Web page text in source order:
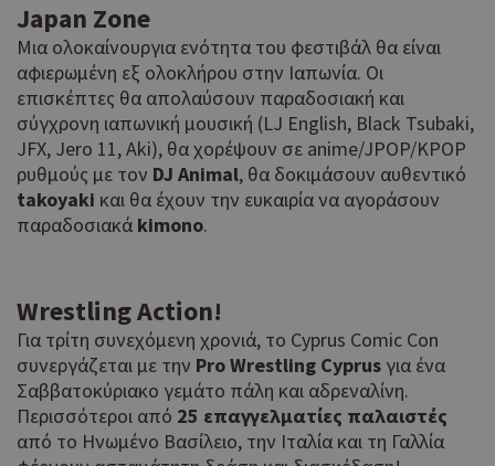
Japan Zone
Μια ολοκαίνουργια ενότητα του φεστιβάλ θα είναι
αφιερωμένη εξ ολοκλήρου στην Ιαπωνία. Οι
επισκέπτες θα απολαύσουν παραδοσιακή και
σύγχρονη ιαπωνική μουσική (LJ English, Black Tsubaki,
JFX, Jero 11, Aki), θα χορέψουν σε anime/JPOP/KPOP
ρυθμούς με τον DJ Animal, θα δοκιμάσουν αυθεντικό
takoyaki και θα έχουν την ευκαιρία να αγοράσουν
παραδοσιακά kimono.
WrestlingAction!
Για τρίτη συνεχόμενη χρονιά, το Cyprus Comic Con
συνεργάζεται με την ProWrestling Cyprus για ένα
Σαββατοκύριακο γεμάτο πάλη και αδρεναλίνη.
Περισσότεροι από 25 επαγγελματίες παλαιστές
από το Ηνωμένο Βασίλειο, την Ιταλία και τη Γαλλία